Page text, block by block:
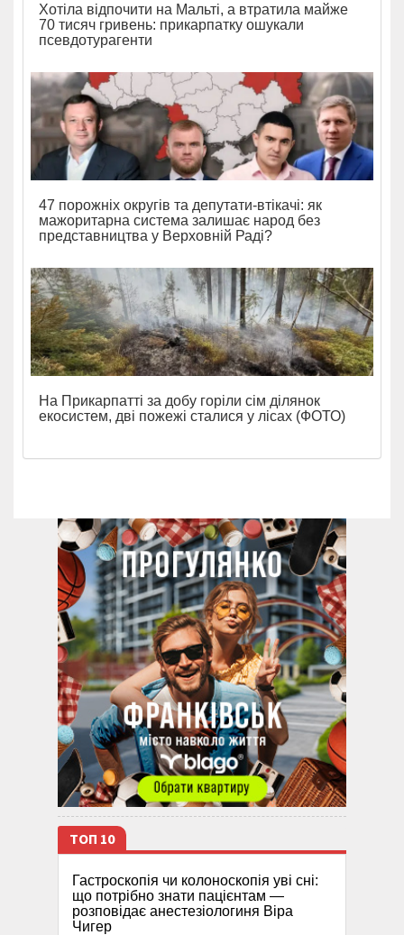
Хотіла відпочити на Мальті, а втратила майже
70 тисяч гривень: прикарпатку ошукали
псевдотурагенти
47 порожніх округів та депутати-втікачі: як
мажоритарна система залишає народ без
представництва у Верховній Раді?
На Прикарпатті за добу горіли сім ділянок
екосистем, дві пожежі сталися у лісах (ФОТО)
ТОП 10
Гастроскопія чи колоноскопія уві сні:
що потрібно знати пацієнтам —
розповідає анестезіологиня Віра
Чигер